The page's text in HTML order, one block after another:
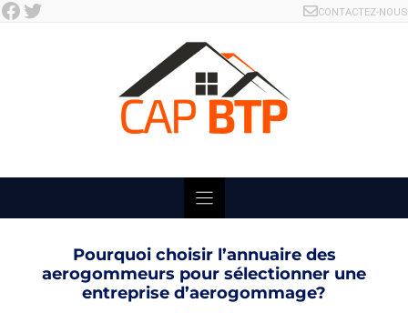
Skip
Facebook Twitter CONTACTEZ-NOUS
Pourquoi choisir l’annuaire des
aerogommeurs pour sélectionner une
entreprise d’aerogommage?